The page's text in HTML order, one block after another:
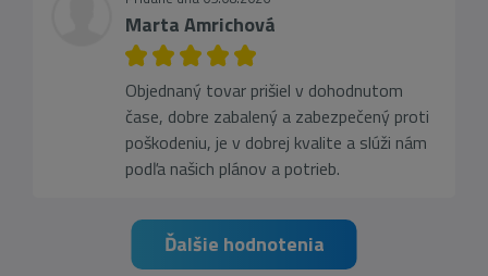
Marta Amrichová
Objednaný tovar prišiel v dohodnutom
čase, dobre zabalený a zabezpečený proti
poškodeniu, je v dobrej kvalite a slúži nám
podľa našich plánov a potrieb.
Ďalšie hodnotenia